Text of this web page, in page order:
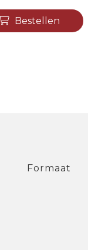
Bestellen
Formaat